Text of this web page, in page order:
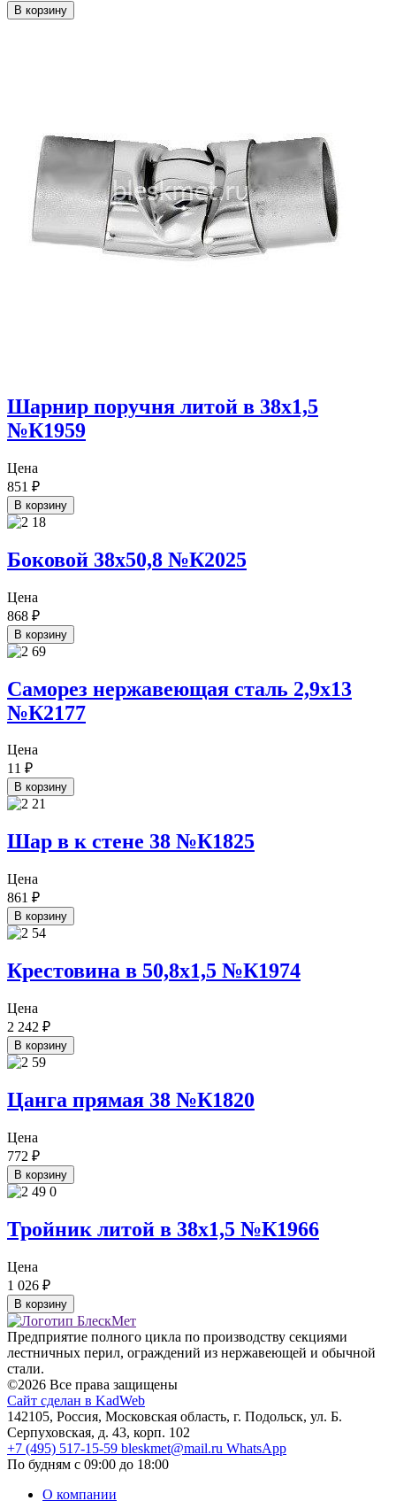
В корзину
Шарнир поручня литой в 38х1,5
№К1959
Цена
851 ₽
В корзину
Боковой 38х50,8 №К2025
Цена
868 ₽
В корзину
Саморез нержавеющая сталь 2,9х13
№К2177
Цена
11 ₽
В корзину
Шар в к стене 38 №К1825
Цена
861 ₽
В корзину
Крестовина в 50,8х1,5 №К1974
Цена
2 242 ₽
В корзину
Цанга прямая 38 №К1820
Цена
772 ₽
В корзину
Тройник литой в 38х1,5 №К1966
Цена
1 026 ₽
В корзину
Предприятие полного цикла по производству секциями
лестничных перил, ограждений из нержавеющей и обычной
стали.
©2026 Все права защищены
Сайт сделан в KadWeb
142105, Россия, Московская область, г. Подольск, ул. Б.
Серпуховская, д. 43, корп. 102
+7 (495) 517-15-59 bleskmet@mail.ru WhatsApp
По будням с 09:00 до 18:00
О компании